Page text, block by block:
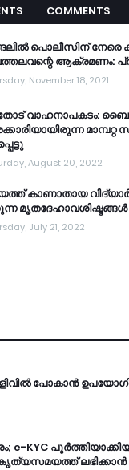
COMMENTS
പൊലീസിന് നേരെ
ആക്രമണം:
November 18, 2021
വാഹനാപകടം:
മാമ്പറ്റ
August 20, 2022
കാണാതായ
മൃതദേഹാവശിഷ്ടങ്ങൾ
July 21, 2022
പോകാൻ
e-KYC
ലഭിക്കാന്‍